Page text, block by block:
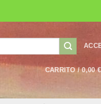
CARRITO /0,00€